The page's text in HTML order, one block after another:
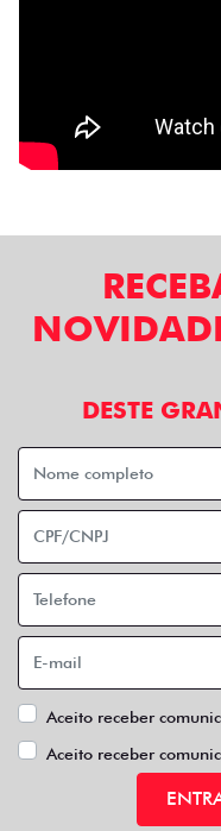
DESTE
Aceito receber
Aceito receber